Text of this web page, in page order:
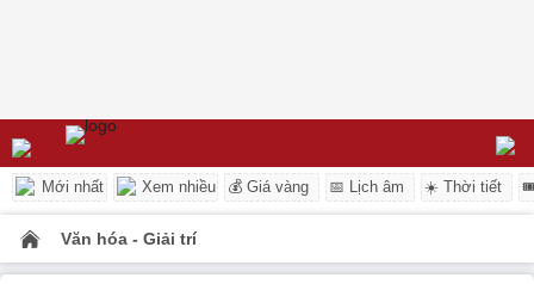
Mới nhất Xem nhiều 💰 Giá vàng 📅 Lịch âm ☀️ Thời tiết
Văn hóa - Giải trí